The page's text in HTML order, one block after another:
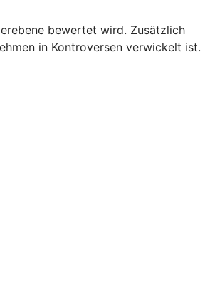
bewertet wird. Zusätzlich
in Kontroversen verwickelt ist.